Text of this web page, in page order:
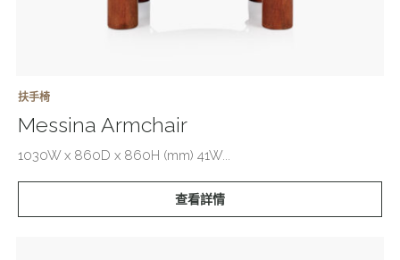
扶手椅
Messina Armchair
1030W x 860D x 860H (mm) 41W...
查看詳情